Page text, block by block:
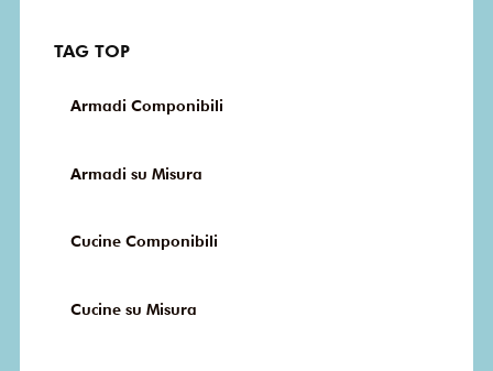
TAG TOP
Armadi Componibili
Armadi su Misura
Cucine Componibili
Cucine su Misura